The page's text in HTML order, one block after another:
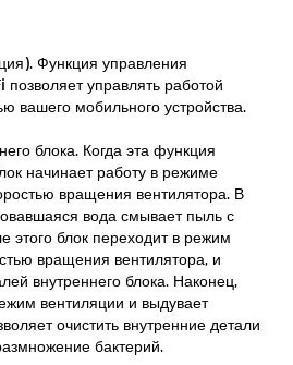
Функция управления
управлять работой
вашего мобильного устройства.
блока. Когда эта функция
начинает работу в режиме
вращения вентилятора. В
вода смывает пыль с
этого блок переходит в режим
вращения вентилятора, и
внутреннего блока. Наконец,
вентиляции и выдувает
очистить внутренние детали
бактерий.